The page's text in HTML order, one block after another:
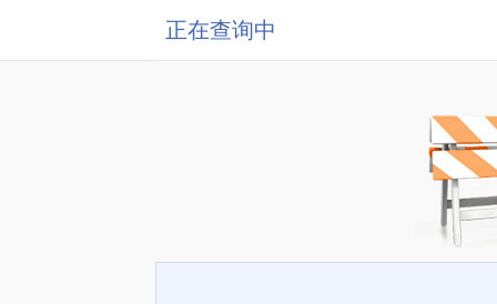
正在查询中